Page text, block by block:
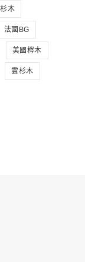
木
法國BG
美國梣木
雲杉木